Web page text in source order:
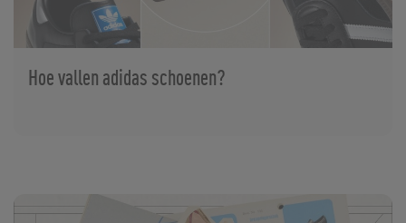
Hoe vallen adidas schoenen?